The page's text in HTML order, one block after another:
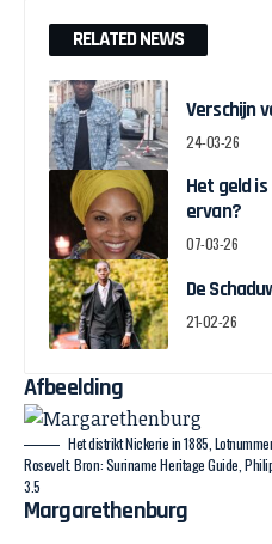
RELATED NEWS
Verschijn
24-03-26
Het geld
ervan?
07-03-26
De
21-02-26
Afbeelding
Het distrikt Nickerie in 1885,
Rosevelt. Bron: Suriname Heritage Guide,
3.5
Margarethenburg